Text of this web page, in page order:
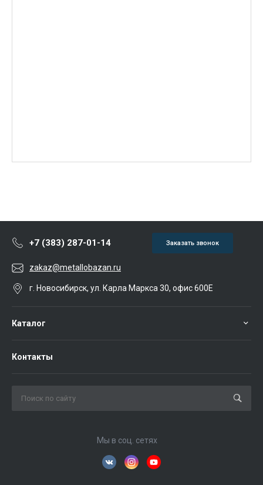
+7 (383) 287-01-14 Заказать звонок
zakaz@metallobazan.ru
г. Новосибирск, ул. Карла Маркса 30, офис 600Е
Каталог
Контакты
Мы в соц. сетях